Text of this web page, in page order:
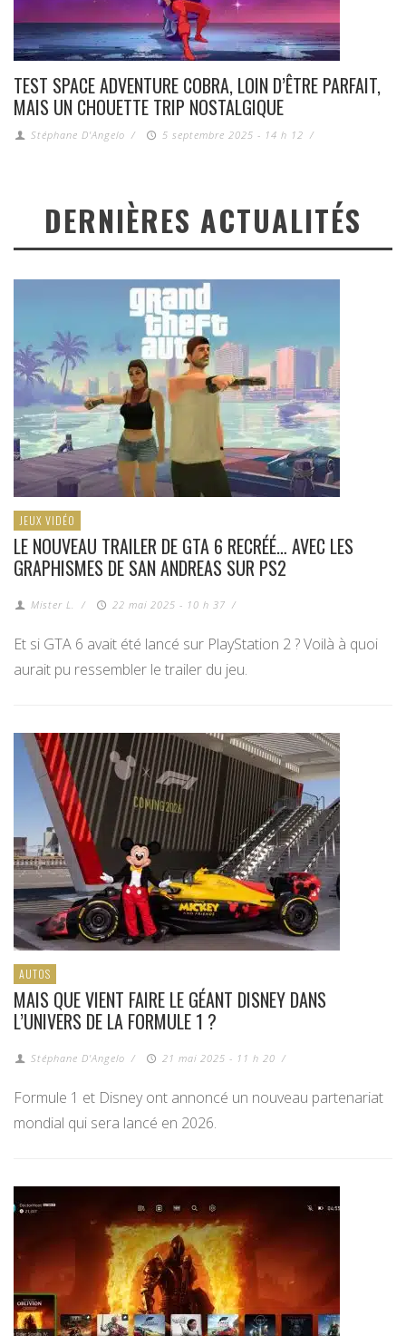
TEST SPACE ADVENTURE COBRA, LOIN D’ÊTRE PARFAIT,
MAIS UN CHOUETTE TRIP NOSTALGIQUE
Stéphane D'Angelo / 5 septembre 2025 - 14 h 12 /
DERNIÈRES ACTUALITÉS
JEUX VIDÉO
LE NOUVEAU TRAILER DE GTA 6 RECRÉÉ… AVEC LES
GRAPHISMES DE SAN ANDREAS SUR PS2
Mister L. / 22 mai 2025 - 10 h 37 /
Et si GTA 6 avait été lancé sur PlayStation 2 ? Voilà à quoi
aurait pu ressembler le trailer du jeu.
AUTOS
MAIS QUE VIENT FAIRE LE GÉANT DISNEY DANS
L’UNIVERS DE LA FORMULE 1 ?
Stéphane D'Angelo / 21 mai 2025 - 11 h 20 /
Formule 1 et Disney ont annoncé un nouveau partenariat
mondial qui sera lancé en 2026.